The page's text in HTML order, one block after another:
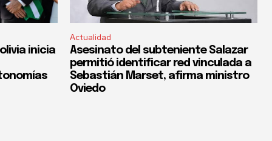
inicia
Actualidad
Asesinato del subteniente Salazar
permitió identificar red vinculada a
Sebastián Marset, afirma ministro
Oviedo